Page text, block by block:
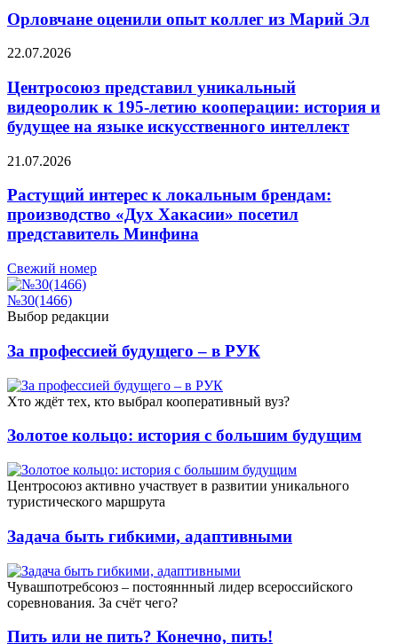
Орловчане оценили опыт коллег из Марий Эл
22.07.2026
Центросоюз представил уникальный
видеоролик к 195-летию кооперации: история и
будущее на языке искусственного интеллект
21.07.2026
Растущий интерес к локальным брендам:
производство «Дух Хакасии» посетил
представитель Минфина
Свежий номер
№30(1466)
Выбор редакции
За профессией будущего – в РУК
Xто ждёт тех, кто выбрал кооперативный вуз?
Золотое кольцо: история с большим будущим
Центросоюз активно участвует в развитии уникального
туристического маршрута
Задача быть гибкими, адаптивными
Чувашпотребсоюз – постояннный лидер всероссийского
соревнования. За счёт чего?
Пить или не пить? Конечно, пить!